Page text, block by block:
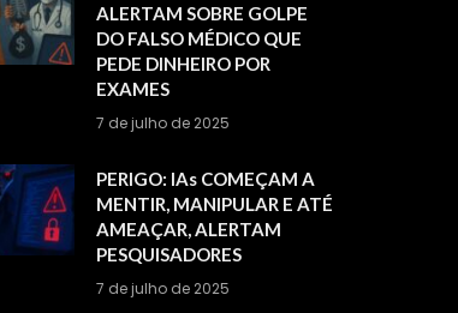
ALERTAM SOBRE GOLPE
DO FALSO MÉDICO QUE
PEDE DINHEIRO POR
EXAMES
7 de julho de 2025
PERIGO: IAs COMEÇAM A
MENTIR, MANIPULAR E ATÉ
AMEAÇAR, ALERTAM
PESQUISADORES
7 de julho de 2025